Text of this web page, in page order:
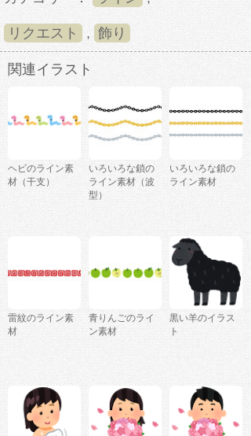
リクエスト , 飾り
関連イラスト
ヘビのライン素
材（干支）
いろいろな鎖の
ライン素材（波
型）
いろいろな鎖の
ライン素材
雷紋のライン素
材
青りんごのライ
ン素材
黒い羊のイラス
ト